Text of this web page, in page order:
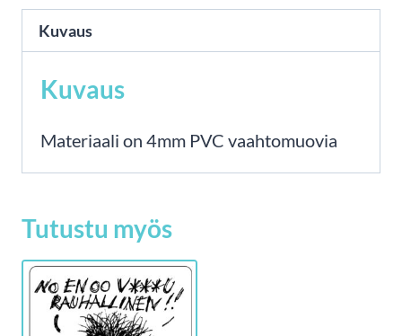
Kuvaus
Kuvaus
Materiaali on 4mm PVC vaahtomuovia
Tutustu myös